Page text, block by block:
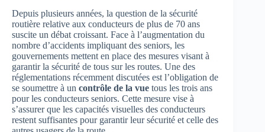
Depuis plusieurs années, la question de la sécurité
routière relative aux conducteurs de plus de 70 ans
suscite un débat croissant. Face à l’augmentation du
nombre d’accidents impliquant des seniors, les
gouvernements mettent en place des mesures visant à
garantir la sécurité de tous sur les routes. Une des
réglementations récemment discutées est l’obligation de
se soumettre à un contrôle de la vue tous les trois ans
pour les conducteurs seniors. Cette mesure vise à
s’assurer que les capacités visuelles des conducteurs
restent suffisantes pour garantir leur sécurité et celle des